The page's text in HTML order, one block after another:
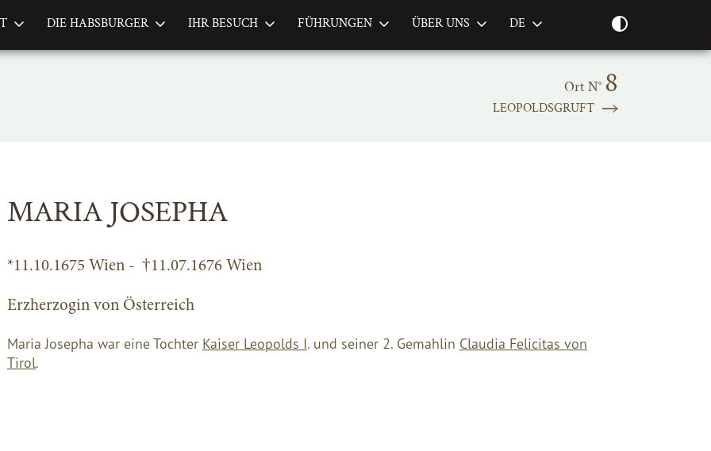
DIE HABSBURGER IHR BESUCH FÜHRUNGEN ÜBER UNS DE
Ort N° 8
LEOPOLDSGRUFT
MARIA JOSEPHA
*11.10.1675 Wien - †11.07.1676 Wien
Erzherzogin von Österreich
Maria Josepha war eine Tochter Kaiser Leopolds I. und seiner 2. Gemahlin Claudia Felicitas von
Tirol.